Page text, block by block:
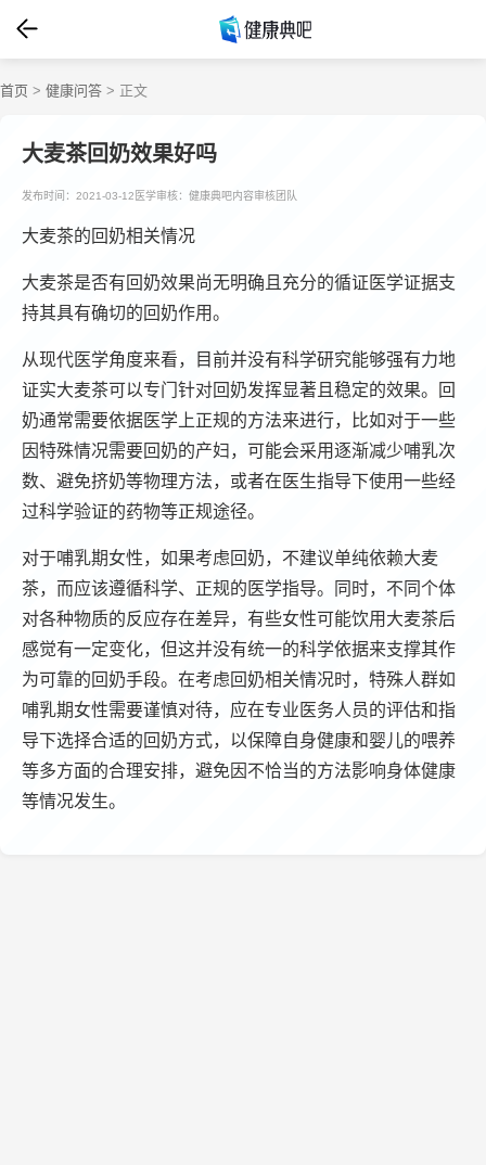
首页 > 健康问答 > 正文
大麦茶回奶效果好吗
发布时间：2021-03-12 医学审核：健康典吧内容审核团队
大麦茶的回奶相关情况
大麦茶是否有回奶效果尚无明确且充分的循证医学证据支
持其具有确切的回奶作用。
从现代医学角度来看，目前并没有科学研究能够强有力地
证实大麦茶可以专门针对回奶发挥显著且稳定的效果。回
奶通常需要依据医学上正规的方法来进行，比如对于一些
因特殊情况需要回奶的产妇，可能会采用逐渐减少哺乳次
数、避免挤奶等物理方法，或者在医生指导下使用一些经
过科学验证的药物等正规途径。
对于哺乳期女性，如果考虑回奶，不建议单纯依赖大麦
茶，而应该遵循科学、正规的医学指导。同时，不同个体
对各种物质的反应存在差异，有些女性可能饮用大麦茶后
感觉有一定变化，但这并没有统一的科学依据来支撑其作
为可靠的回奶手段。在考虑回奶相关情况时，特殊人群如
哺乳期女性需要谨慎对待，应在专业医务人员的评估和指
导下选择合适的回奶方式，以保障自身健康和婴儿的喂养
等多方面的合理安排，避免因不恰当的方法影响身体健康
等情况发生。